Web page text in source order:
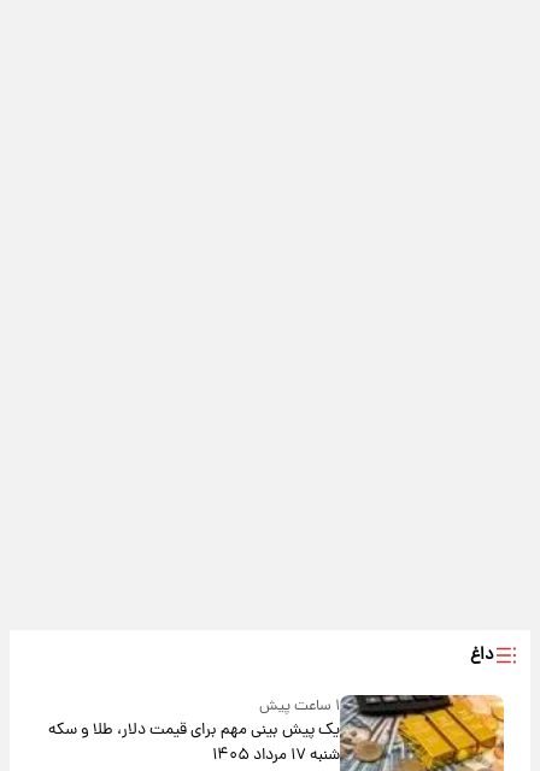
داغ
۱ ساعت پیش
یک پیش ‌بینی مهم برای قیمت دلار، طلا و سکه
شنبه ۱۷ مرداد ۱۴۰۵